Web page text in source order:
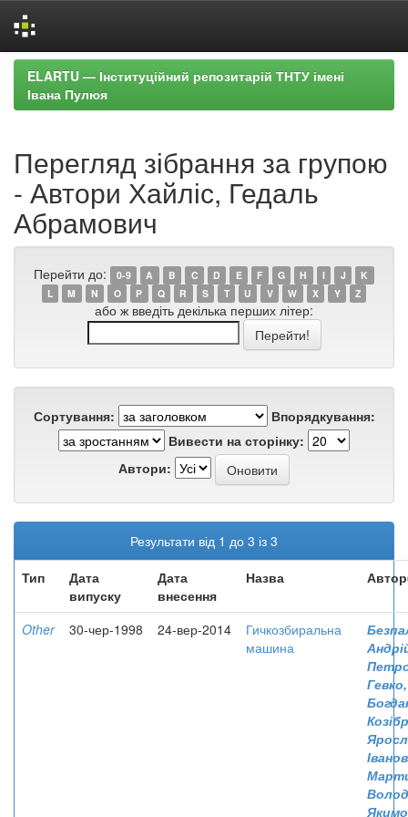
Skip
navigation
ELARTU — Інституційний репозитарій ТНТУ імені
Івана Пулюя
Перегляд зібрання за групою
- Автори Хайліс, Гедаль
Абрамович
Перейти до: 0-9 A B C D E F G H I J
K
L
M N O P Q R S T U V W X Y Z
або ж введіть декілька перших літер:
Сортування:
Впорядкування:
Вивести на сторінку:
Автори:
Результати від 1 до 3 із 3
Тип
Дата
випуску
Дата
внесення
Назва
Other 30-чер-1998 24-вер-2014
Гичкозбиральна
машина